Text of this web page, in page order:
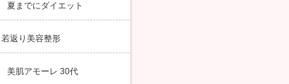
夏までにダイエット
若返り美容整形
美肌アモーレ 30代